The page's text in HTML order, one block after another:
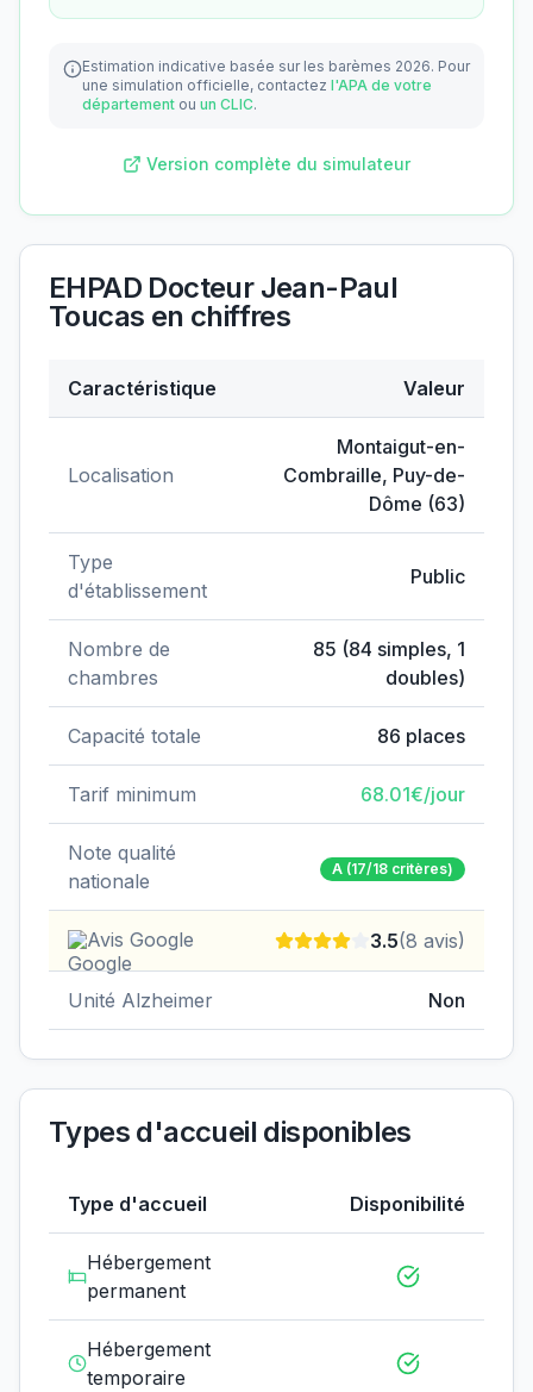
Estimation indicative basée sur les barèmes 2026. Pour
une simulation officielle, contactez l'APA de votre
département ou un CLIC.
Version complète du simulateur
EHPAD Docteur Jean-Paul
Toucas en chiffres
Caractéristique Valeur
Localisation
Montaigut-en-
Combraille, Puy-de-
Dôme (63)
Type
d'établissement
Public
Nombre de
chambres
85 (84 simples, 1
doubles)
Capacité totale 86 places
Tarif minimum 68.01€/jour
Note qualité
nationale
A (17/18 critères)
Avis Google 3.5(8 avis)
Unité Alzheimer Non
Types d'accueil disponibles
Type d'accueil Disponibilité
Hébergement
permanent
Hébergement
temporaire